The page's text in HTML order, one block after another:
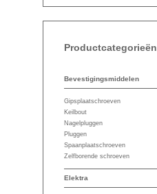
Productcategorieën
Bevestigingsmiddelen
Gipsplaatschroeven
Keilbout
Nagelpluggen
Pluggen
Spaanplaatschroeven
Zelfborende schroeven
Elektra